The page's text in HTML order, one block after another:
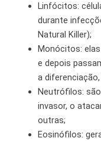
Linfócitos:
durante
Natural Killer);
Monócitos:
e depois
a
Neutrófilos:
invasor, o
outras;
Eosinófilos: